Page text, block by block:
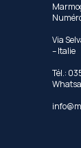
Via
– Italie
Tél.: